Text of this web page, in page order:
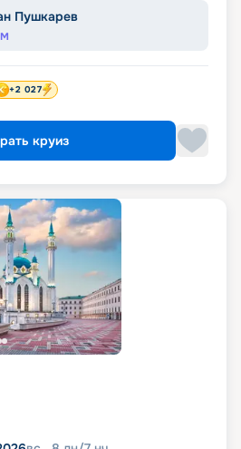
Пушкарев
+2 027
круиз